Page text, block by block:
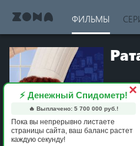
ФИЛЬМЫ
Рейтинг
Название
Год
Жанры
×
⚡ Денежный Спидометр!
🔥 Выплачено: 5 700 000 руб.!
Пока вы непрерывно листаете
страницы сайта, ваш баланс растет
каждую секунду!